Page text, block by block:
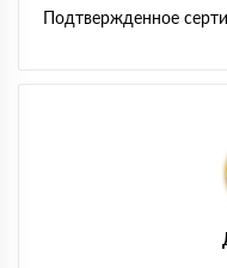
Подтвержденное